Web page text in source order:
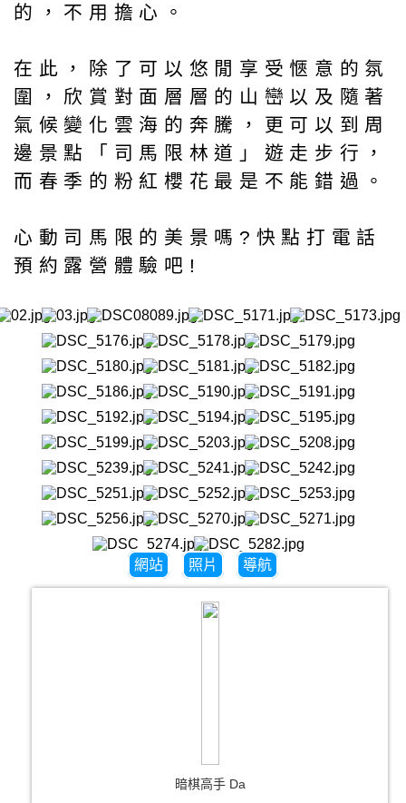
的，不用擔心。
在此，除了可以悠閒享受愜意的氛
圍，欣賞對面層層的山巒以及隨著
氣候變化雲海的奔騰，更可以到周
邊景點「司馬限林道」遊走步行，
而春季的粉紅櫻花最是不能錯過。
心動司馬限的美景嗎?快點打電話
預約露營體驗吧!
網站 照片 導航
暗棋高手 Da